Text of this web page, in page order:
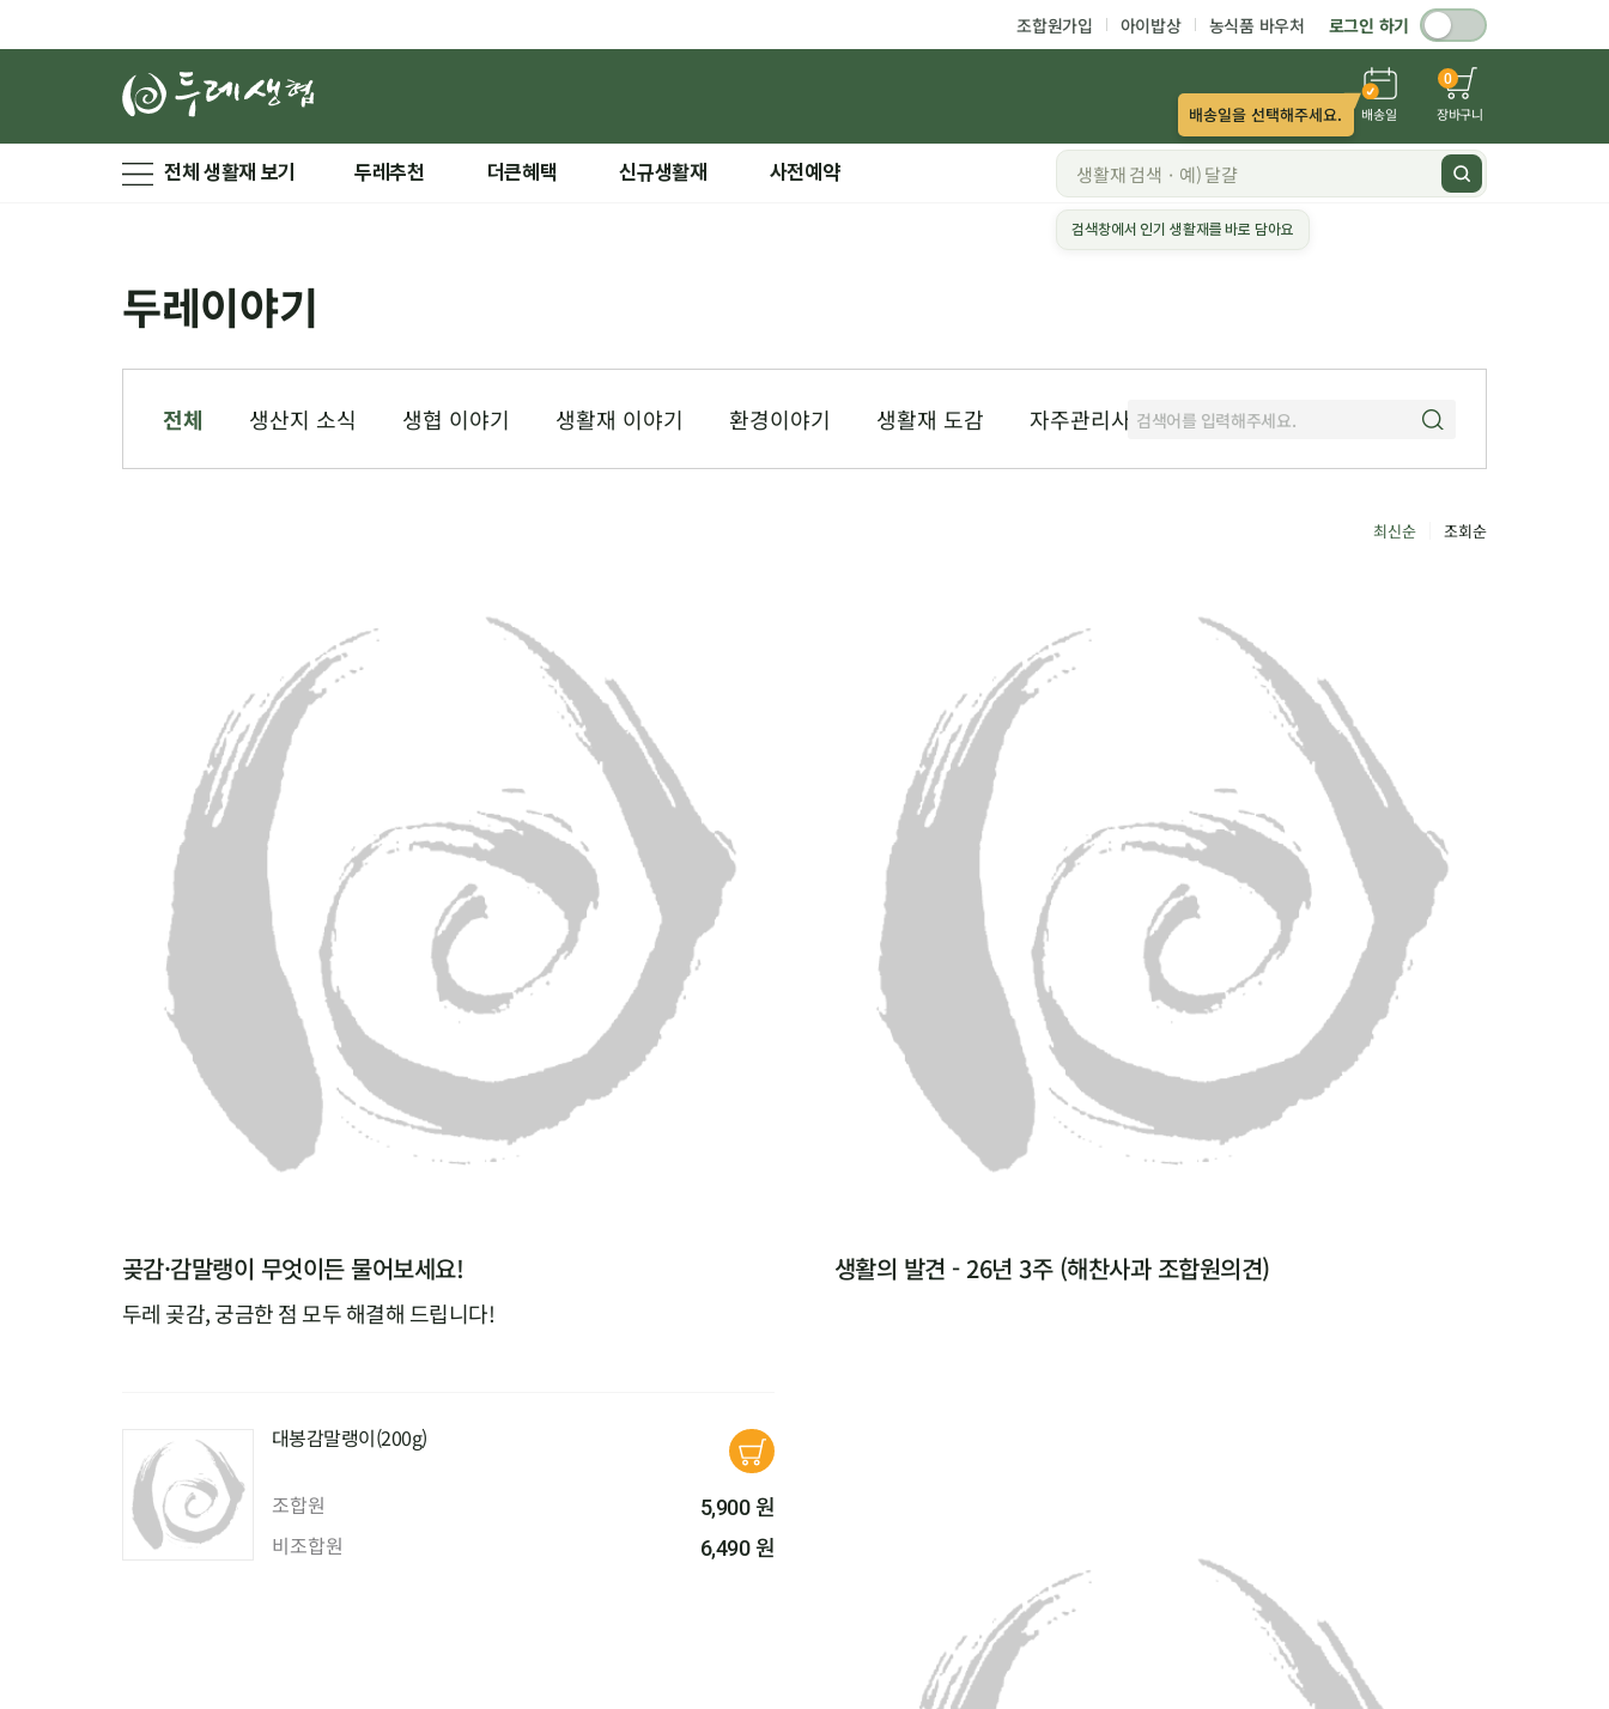
조합원가입 아이밥상 농식품 바우처 로그인 하기
배송일
배송일을 선택해주세요.
0
장바구니
전체 생활재 보기 두레추천 더큰혜택 신규생활재 사전예약
두레이야기
전체 생산지 소식 생협 이야기 생활재 이야기 환경이야기 생활재 도감 자주관리사
최신순 조회순
곶감·감말랭이 무엇이든 물어보세요!
두레 곶감, 궁금한 점 모두 해결해 드립니다!
대봉감말랭이(200g)
조합원 5,900원
비조합원 6,490원
생활의 발견 - 26년 3주 (해찬사과 조합원의견)
검색창에서 인기 생활재를 바로 담아요